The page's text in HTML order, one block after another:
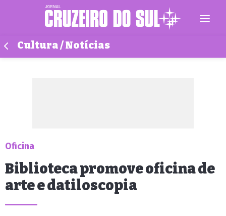
Cultura / Notícias
Oficina
Biblioteca promove oficina de
arte e datiloscopia